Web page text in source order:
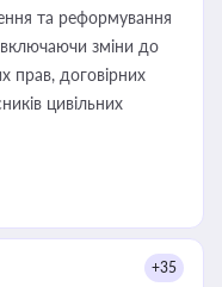
та реформування
включаючи зміни до
прав, договірних
цивільних
+35